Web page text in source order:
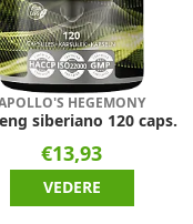
APOLLO'S HEGEMONY
siberiano 120 caps.
€13,93
VEDERE